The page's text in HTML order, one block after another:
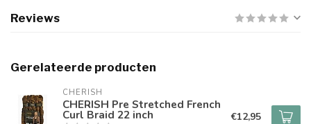
Reviews
Gerelateerde producten
CHERISH
CHERISH Pre Stretched French
Curl Braid 22 inch €12,95